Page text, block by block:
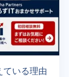
ている理由